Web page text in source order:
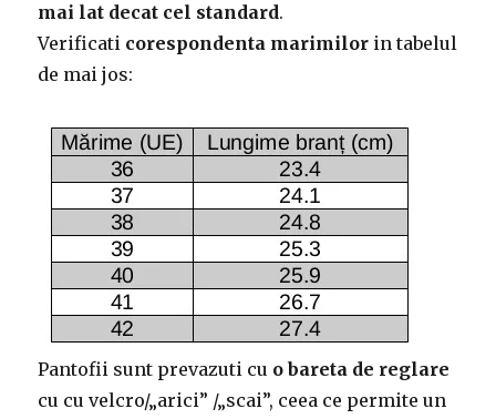
mai lat decat cel standard.
Verificati corespondenta marimilor in tabelul
de mai jos:
Pantofii sunt prevazuti cu o bareta de reglare
cu cu velcro/„arici” /„scai”, ceea ce permite un